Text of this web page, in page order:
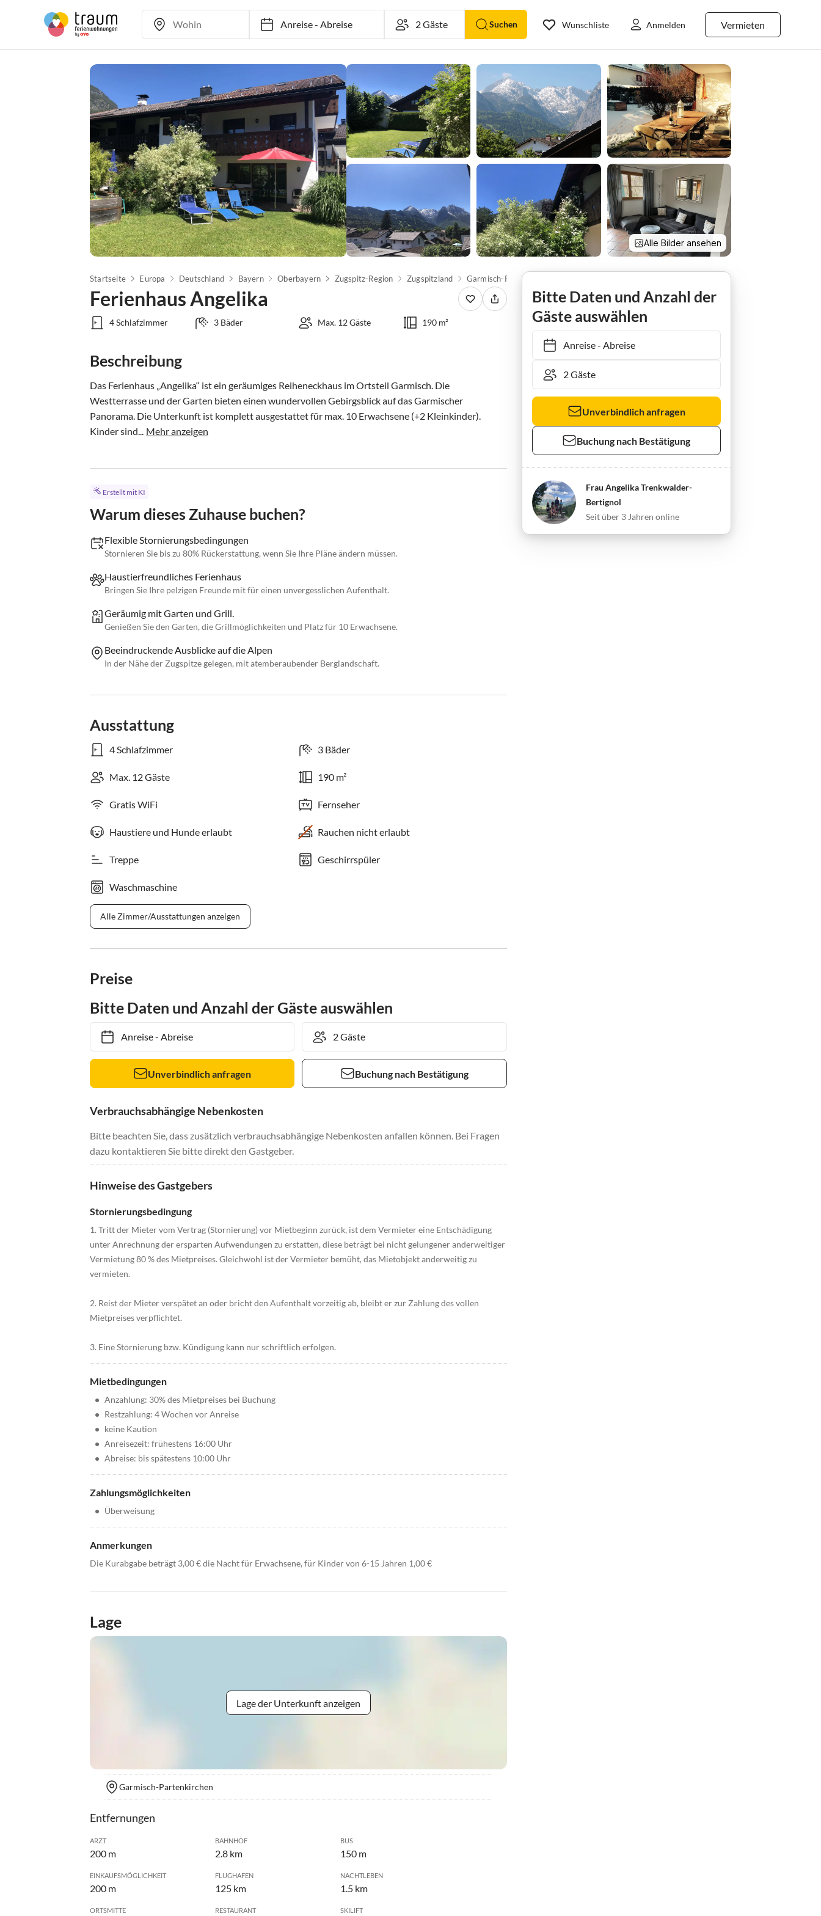
Anreise-Abreise Suchen Vermieten
Wunschliste Anmelden
Alle Bilder ansehen
Startseite Europa Deutschland Bayern Oberbayern Zugspitz-Region Zugspitzland Garmisch-Partenkirchen
Ferienhaus Angelika
4 Schlafzimmer 3 Bäder Max. 12 Gäste 190 m²
Beschreibung
Das Ferienhaus „Angelika“ ist ein geräumiges Reiheneckhaus im Ortsteil Garmisch. Die
Westterrasse und der Garten bieten einen wundervollen Gebirgsblick auf das Garmischer
Panorama. Die Unterkunft ist komplett ausgestattet für max. 10 Erwachsene (+2 Kleinkinder).
Kinder sind... Mehr anzeigen
Erstellt mit KI
Warum dieses Zuhause buchen?
Flexible Stornierungsbedingungen
Stornieren Sie bis zu 80% Rückerstattung, wenn Sie Ihre Pläne ändern müssen.
Haustierfreundliches Ferienhaus
Bringen Sie Ihre pelzigen Freunde mit für einen unvergesslichen Aufenthalt.
Geräumig mit Garten und Grill.
Genießen Sie den Garten, die Grillmöglichkeiten und Platz für 10 Erwachsene.
Beeindruckende Ausblicke auf die Alpen
In der Nähe der Zugspitze gelegen, mit atemberaubender Berglandschaft.
Ausstattung
4 Schlafzimmer 3 Bäder
Max. 12 Gäste 190 m²
Gratis WiFi Fernseher
Haustiere und Hunde erlaubt Rauchen nicht erlaubt
Treppe Geschirrspüler
Waschmaschine
Alle Zimmer/Ausstattungen anzeigen
Preise
Bitte Daten und Anzahl der Gäste auswählen
Anreise- Abreise
Unverbindlich anfragen Buchung nach Bestätigung
Verbrauchsabhängige Nebenkosten
Bitte beachten Sie, dass zusätzlich verbrauchsabhängige Nebenkosten anfallen können. Bei Fragen
dazu kontaktieren Sie bitte direkt den Gastgeber.
Hinweise des Gastgebers
Stornierungsbedingung
1. Tritt der Mieter vom Vertrag (Stornierung) vor Mietbeginn zurück, ist dem Vermieter eine Entschädigung
unter Anrechnung der ersparten Aufwendungen zu erstatten, diese beträgt bei nicht gelungener anderweitiger
Vermietung 80 % des Mietpreises. Gleichwohl ist der Vermieter bemüht, das Mietobjekt anderweitig zu
vermieten.
2. Reist der Mieter verspätet an oder bricht den Aufenthalt vorzeitig ab, bleibt er zur Zahlung des vollen
Mietpreises verpflichtet.
3. Eine Stornierung bzw. Kündigung kann nur schriftlich erfolgen.
Mietbedingungen
• Anzahlung: 30% des Mietpreises bei Buchung
• Restzahlung: 4 Wochen vor Anreise
• keine Kaution
• Anreisezeit: frühestens 16:00 Uhr
• Abreise: bis spätestens 10:00 Uhr
Zahlungsmöglichkeiten
• Überweisung
Anmerkungen
Die Kurabgabe beträgt 3,00 € die Nacht für Erwachsene, für Kinder von 6-15 Jahren 1,00 €
Lage
Lage der Unterkunft anzeigen
Garmisch-Partenkirchen
Entfernungen
ARZT
200 m
BAHNHOF
2.8 km
BUS
150 m
EINKAUFSMÖGLICHKEIT
200 m
FLUGHAFEN
125 km
NACHTLEBEN
1.5 km
ORTSMITTE RESTAURANT SKILIFT
Bitte Daten und Anzahl der
Gäste auswählen
Anreise- Abreise
Unverbindlich anfragen
Buchung nach Bestätigung
Frau Angelika Trenkwalder-
Bertignol
Seit über 3 Jahren online